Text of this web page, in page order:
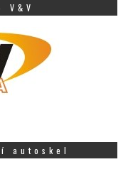
V&V
autoskel